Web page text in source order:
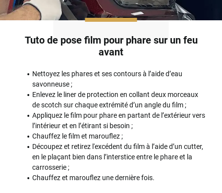
Tuto de pose film pour phare sur un feu
avant
Nettoyez les phares et ses contours à l’aide d’eau
savonneuse ;
Enlevez le liner de protection en collant deux morceaux
de scotch sur chaque extrémité d’un angle du film ;
Appliquez le film pour phare en partant de l’extérieur vers
l’intérieur et en l’étirant si besoin ;
Chauffez le film et marouflez ;
Découpez et retirez l'excédent du film à l’aide d’un cutter,
en le plaçant bien dans l’interstice entre le phare et la
carrosserie ;
Chauffez et marouflez une dernière fois.